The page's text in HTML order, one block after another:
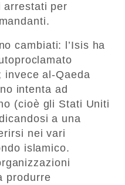
arrestati per
cambiati: l’Isis ha
invece al-Qaeda
intenta ad
(cioè gli Stati Uniti
a una
nei vari
islamico.
produrre